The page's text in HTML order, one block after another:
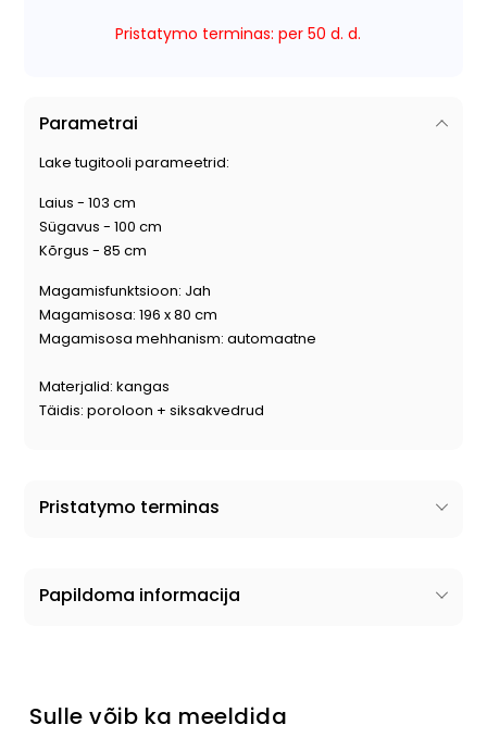
Pristatymo terminas: per 50 d. d.
Parametrai
Lake tugitooli parameetrid:
Laius - 103 cm
Sügavus - 100 cm
Kõrgus - 85 cm
Magamisfunktsioon: Jah
Magamisosa: 196 x 80 cm
Magamisosa mehhanism: automaatne
Materjalid: kangas
Täidis: poroloon + siksakvedrud
Pristatymo terminas
Papildoma informacija
Sulle võib ka meeldida